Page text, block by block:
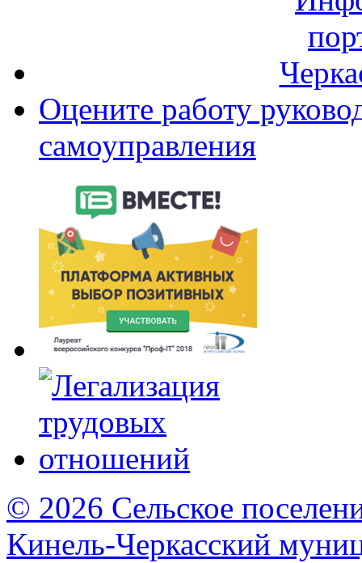
Оцените работу
самоуправления
© 2026 Сельское
Кинель-Черкасский